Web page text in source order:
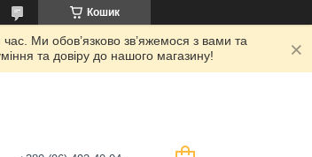
Кошик
Ми обов’язково зв’яжемося з вами та
та довіру до нашого магазину!